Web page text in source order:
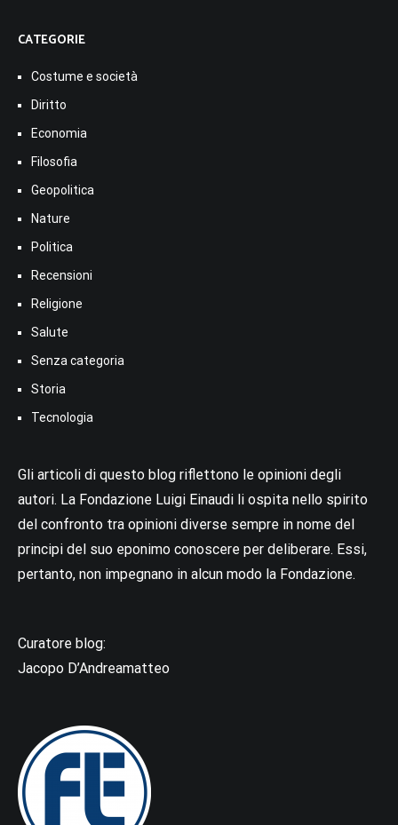
CATEGORIE
Costume e società
Diritto
Economia
Filosofia
Geopolitica
Nature
Politica
Recensioni
Religione
Salute
Senza categoria
Storia
Tecnologia
Gli articoli di questo blog riflettono le opinioni degli
autori. La Fondazione Luigi Einaudi li ospita nello spirito
del confronto tra opinioni diverse sempre in nome del
principi del suo eponimo conoscere per deliberare. Essi,
pertanto, non impegnano in alcun modo la Fondazione.
Curatore blog:
Jacopo D’Andreamatteo